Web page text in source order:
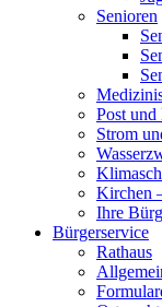
Senioren
Post und
Strom
Kirchen
Ihre
Bürgerservice
Rathaus